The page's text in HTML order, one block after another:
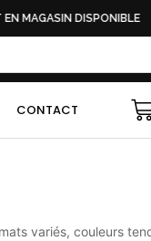
MAGASIN DISPONIBLE
CONTACT
variés, couleurs